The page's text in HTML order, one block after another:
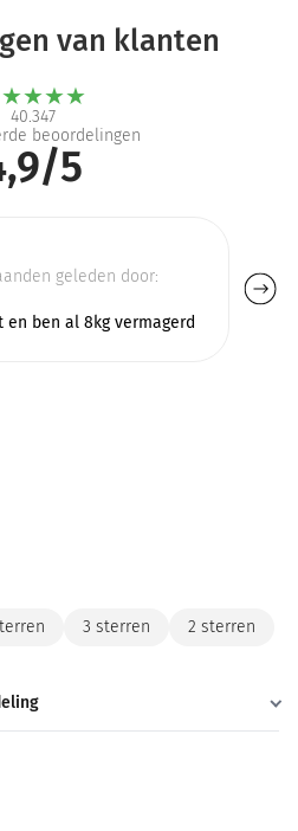
van klanten
★★★★
40.347
beoordelingen
5
geleden door:
en ben al 8kg vermagerd
3 sterren 2 sterren